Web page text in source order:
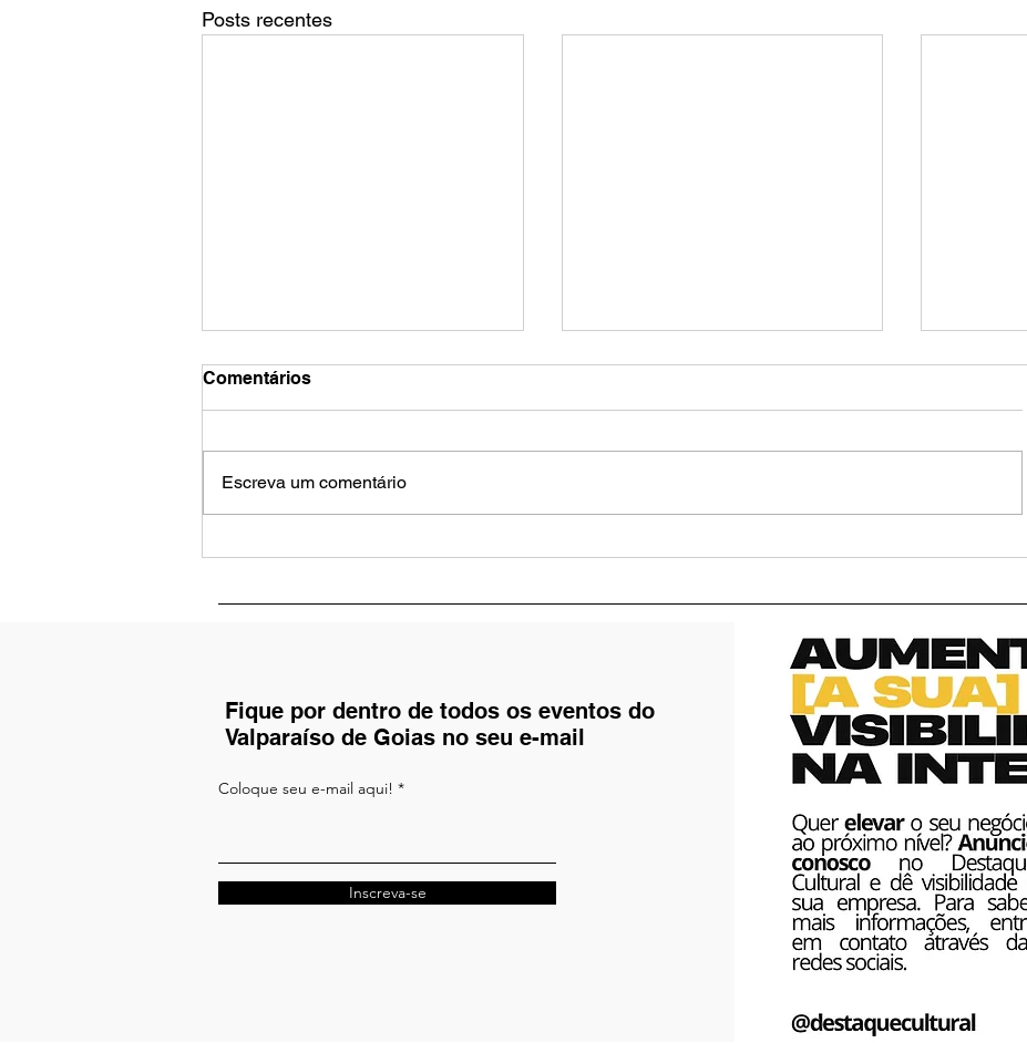
Posts recentes
Comentários
Escreva um comentário
Fique por dentro de todos os eventos do
Valparaíso de Goias no seu e-mail
Coloque seu e-mail aqui!
Inscreva-se